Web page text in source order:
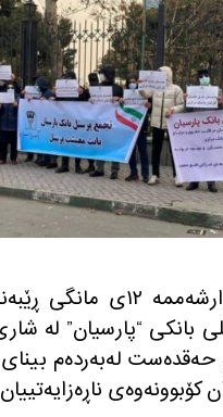
ڕۆژی چوارشه‌ممه‌ ١٢ی
بانکی “پارسیان” له‌
حه‌قده‌ست لەبەردەم
كۆبوونه‌وه‌ی ناڕه‌زایه‌تییان